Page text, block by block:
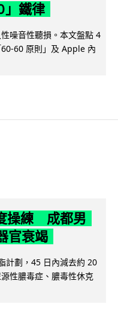
」鐵律
噪音性聽損。本文盤點 4
60 原則」及 Apple 內
操練 成都男
官衰竭
計劃，45 日內減去約 20
性膿毒症、膿毒性休克